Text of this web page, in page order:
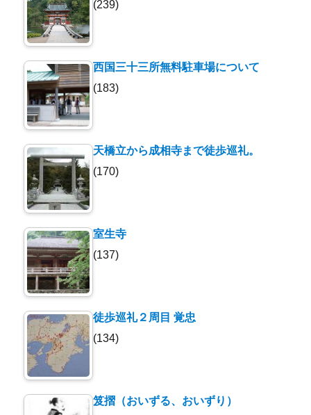
(239)
西国三十三所無料駐車場について
(183)
天橋立から成相寺まで徒歩巡礼。
(170)
室生寺
(137)
徒歩巡礼２周目 覚忠
(134)
笈摺（おいずる、おいずり）